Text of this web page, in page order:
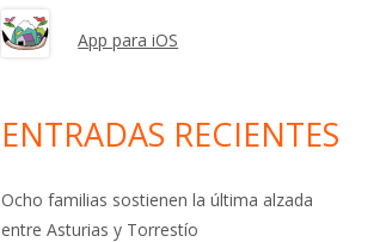
App para iOS
ENTRADAS RECIENTES
Ocho familias sostienen la última alzada
entre Asturias y Torrestío